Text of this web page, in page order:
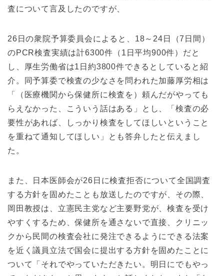
査について言及したのですが、
26日の衆院予算委員会によると、18～24日（7日間）
のPCR検査実績は計6300件（1日平均900件）だと
し、厚生労働省は1日約3800件できるとしていると紹
介。同予算委で検査の少なさを問われた加藤厚労相は
「（医療機関から保健所に検査を）頼んだがやっても
らえなかった、こういう話はある」とし、「検査の必
要性があれば、しっかり検査をしてほしいということ
を重ねて通知してほしい」とも答弁したと伝えまし
た。
また、日本医師会が26日に検査拒否について全国調査
する方針を固めたことも放送したのですが、その際、
岡田教授は、立憲民主党など主要野党が、検査を受け
やすくするため、保健所を通さないで直接、クリニッ
クから民間の検査会社に発注できるようにできる法案
を近く議員立法で国会に提出する方針を固めたことに
ついて「それでやっていただきたい。明日にでもやっ